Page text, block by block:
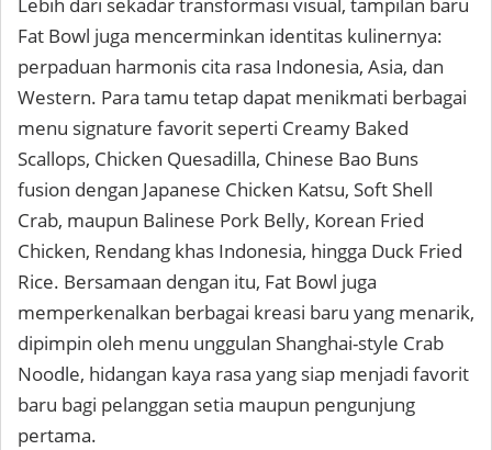
Lebih dari sekadar transformasi visual, tampilan baru
Fat Bowl juga mencerminkan identitas kulinernya:
perpaduan harmonis cita rasa Indonesia, Asia, dan
Western. Para tamu tetap dapat menikmati berbagai
menu signature favorit seperti Creamy Baked
Scallops, Chicken Quesadilla, Chinese Bao Buns
fusion dengan Japanese Chicken Katsu, Soft Shell
Crab, maupun Balinese Pork Belly, Korean Fried
Chicken, Rendang khas Indonesia, hingga Duck Fried
Rice. Bersamaan dengan itu, Fat Bowl juga
memperkenalkan berbagai kreasi baru yang menarik,
dipimpin oleh menu unggulan Shanghai-style Crab
Noodle, hidangan kaya rasa yang siap menjadi favorit
baru bagi pelanggan setia maupun pengunjung
pertama.